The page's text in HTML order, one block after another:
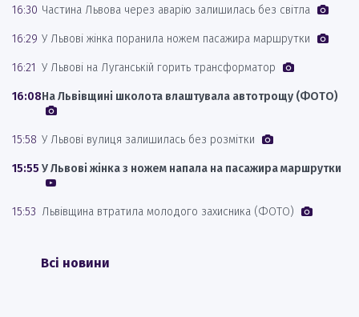
16:30 Частина Львова через аварію залишилась без світла
16:29 У Львові жінка поранила ножем пасажира маршрутки
16:21 У Львові на Луганській горить трансформатор
16:08На Львівщині школота влаштувала автотрощу (ФОТО)
15:58 У Львові вулиця залишилась без розмітки
15:55 У Львові жінка з ножем напала на пасажира маршрутки
15:53 Львівщина втратила молодого захисника (ФОТО)
Всі новини